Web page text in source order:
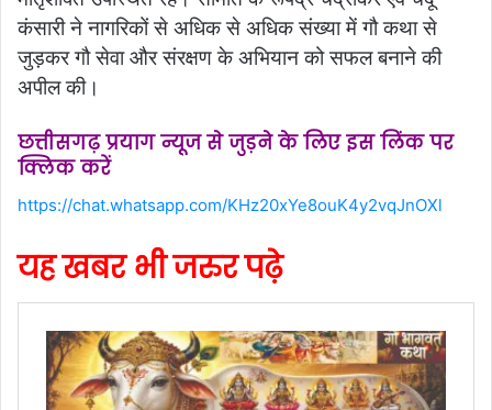
कंसारी ने नागरिकों से अधिक से अधिक संख्या में गौ कथा से
जुड़कर गौ सेवा और संरक्षण के अभियान को सफल बनाने की
अपील की।
छत्तीसगढ़ प्रयाग न्यूज से जुड़ने के लिए इस लिंक पर
क्लिक करें
https://chat.whatsapp.com/KHz20xYe8ouK4y2vqJnOXl
यह खबर भी जरुर पढ़े